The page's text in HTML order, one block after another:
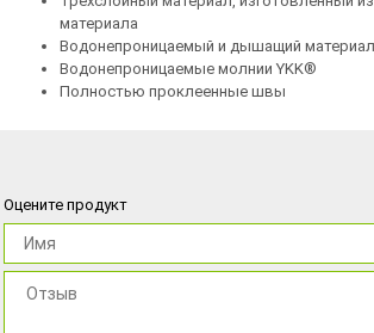
материала
Водонепроницаемый и дышащий материал
Водонепроницаемые молнии YKK®
Полностью проклеенные швы
Оцените продукт